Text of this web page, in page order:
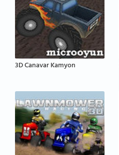
3D Canavar Kamyon